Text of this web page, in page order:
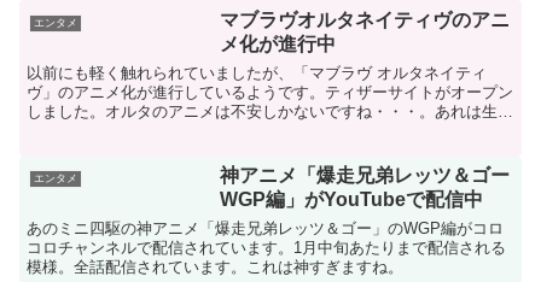
エンタメ
マブラヴオルタネイティヴのアニ
メ化が進行中
以前にも軽く触れられていましたが、「マブラヴ オルタネイティ
ヴ」のアニメ化が進行しているようです。ティザーサイトがオープン
しました。オルタのアニメは不安しかないですね・・・。あれは生半
エンタメ
神アニメ「爆走兄弟レッツ＆ゴー
WGP編」がYouTubeで配信中
あのミニ四駆の神アニメ「爆走兄弟レッツ＆ゴー」のWGP編がコロ
コロチャンネルで配信されています。1月中旬あたりまで配信される
模様。全話配信されています。これは神すぎますね。